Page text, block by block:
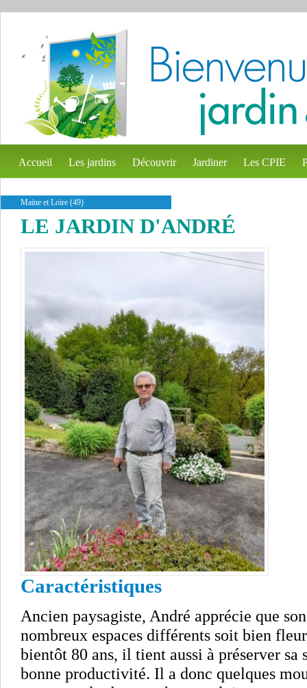
Accueil Les jardins Découvrir Jardiner Les CPIE
Maine et Loire (49)
LE JARDIN D'ANDRÉ
Caractéristiques
Ancien paysagiste, André apprécie que
nombreux espaces différents soit bien
bientôt 80 ans, il tient aussi à préserver sa
bonne productivité. Il a donc quelques